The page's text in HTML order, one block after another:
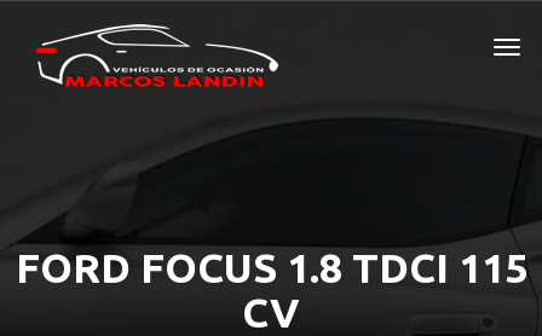
FORD FOCUS 1.8 TDCI 115
CV